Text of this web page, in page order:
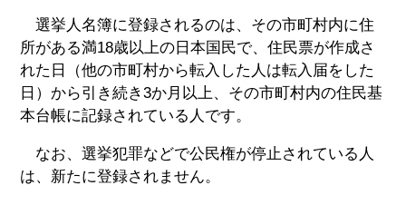
選挙人名簿に登録されるのは、その市町村内に住
所がある満18歳以上の日本国民で、住民票が作成さ
れた日（他の市町村から転入した人は転入届をした
日）から引き続き3か月以上、その市町村内の住民基
本台帳に記録されている人です。
なお、選挙犯罪などで公民権が停止されている人
は、新たに登録されません。